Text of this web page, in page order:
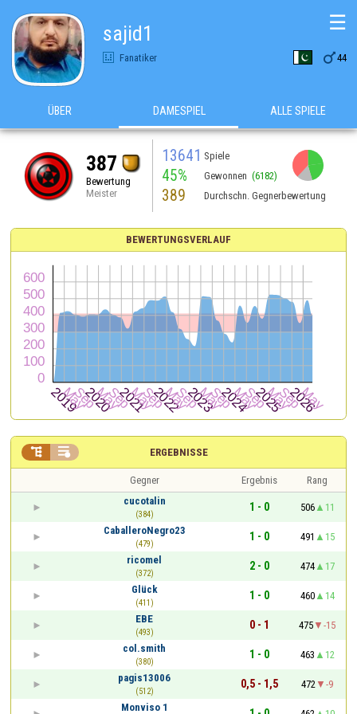
sajid1
Fanatiker 44
☰
ÜBER DAMESPIEL ALLE SPIELE
387
Bewertung
Meister
13641 Spiele
45% Gewonnen (6182)
389 Durchschn. Gegnerbewertung
BEWERTUNGSVERLAUF
ERGEBNISSE
 
Gegner Ergebnis
Rang
cucotalin
(384)
1 - 0 506
11
CaballeroNegro23
(479)
1 - 0 491
15
ricomel
(372)
2 - 0 474
17
Glück
(411)
1 - 0 460
14
EBE
(493)
0 - 1 475
-15
col.smith
(380)
1 - 0 463
12
pagis13006
(512)
0,5 - 1,5 472
-9
Monviso 1